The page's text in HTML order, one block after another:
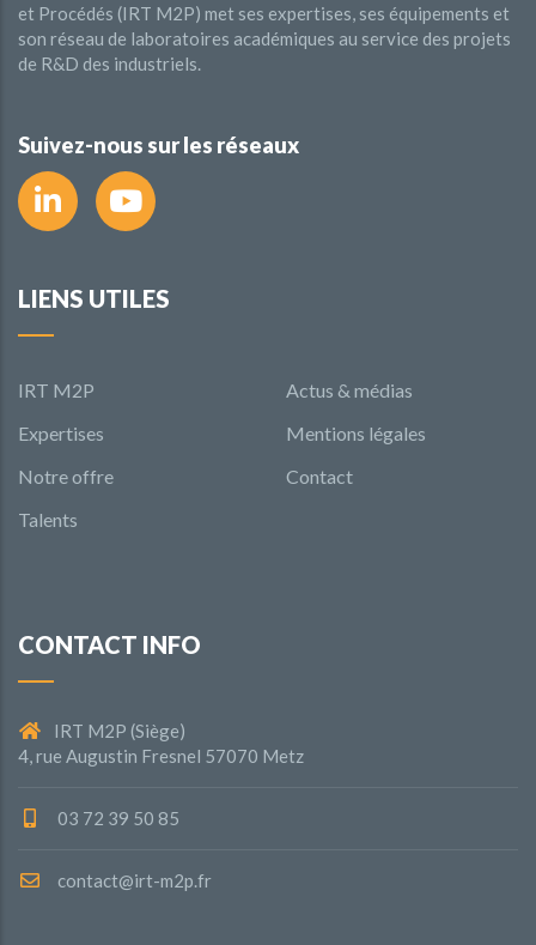
et Procédés (IRT M2P) met ses expertises, ses équipements et
son réseau de laboratoires académiques au service des projets
de R&D des industriels.
Suivez-nous sur les réseaux
LIENS UTILES
IRT M2P
Expertises
Notre offre
Talents
Actus & médias
Mentions légales
Contact
CONTACT INFO
IRT M2P (Siège)
4, rue Augustin Fresnel 57070 Metz
03 72 39 50 85
contact@irt-m2p.fr